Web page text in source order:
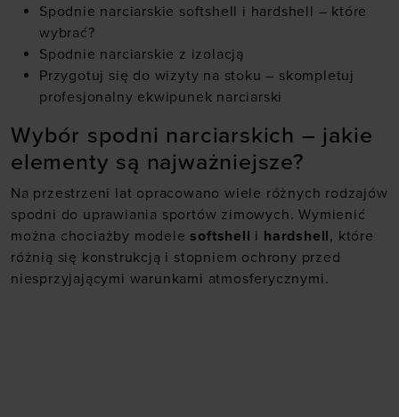
Spodnie narciarskie softshell i hardshell – które
wybrać?
Spodnie narciarskie z izolacją
Przygotuj się do wizyty na stoku – skompletuj
profesjonalny ekwipunek narciarski
Wybór spodni narciarskich – jakie
elementy są najważniejsze?
Na przestrzeni lat opracowano wiele różnych rodzajów
spodni do uprawiania sportów zimowych. Wymienić
można chociażby modelesoftshell i hardshell, które
różnią się konstrukcją i stopniem ochrony przed
niesprzyjającymi warunkami atmosferycznymi.